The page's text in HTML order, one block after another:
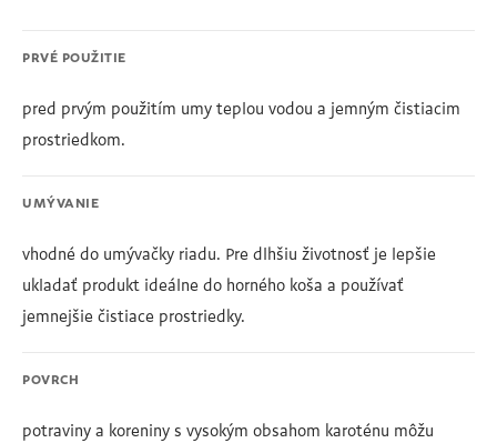
PRVÉ POUŽITIE
pred prvým použitím umy teplou vodou a jemným čistiacim
prostriedkom.
UMÝVANIE
vhodné do umývačky riadu. Pre dlhšiu životnosť je lepšie
ukladať produkt ideálne do horného koša a používať
jemnejšie čistiace prostriedky.
POVRCH
potraviny a koreniny s vysokým obsahom karoténu môžu